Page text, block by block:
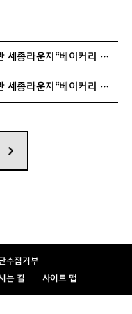
페)으로 양식, 이태
연 관람객 및
회관은 보장책임이 없
저히 검토하시고 응찰
(재)세종문화회관 세종라운지“베이커리 카페”운영자 선정 입찰공고(2차)
(재)세종문화회관 세종라운지“베이커리 카페”운영자 선정 입찰공고(3차)
수집거부
는 길 사이트 맵